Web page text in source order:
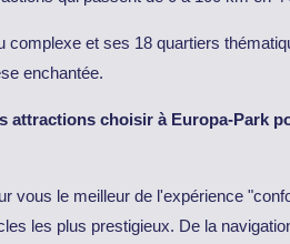
complexe et ses 18 quartiers
enchantée.
attractions choisir à Europa-Park
vous le meilleur de l'expérience
les plus prestigieux. De la